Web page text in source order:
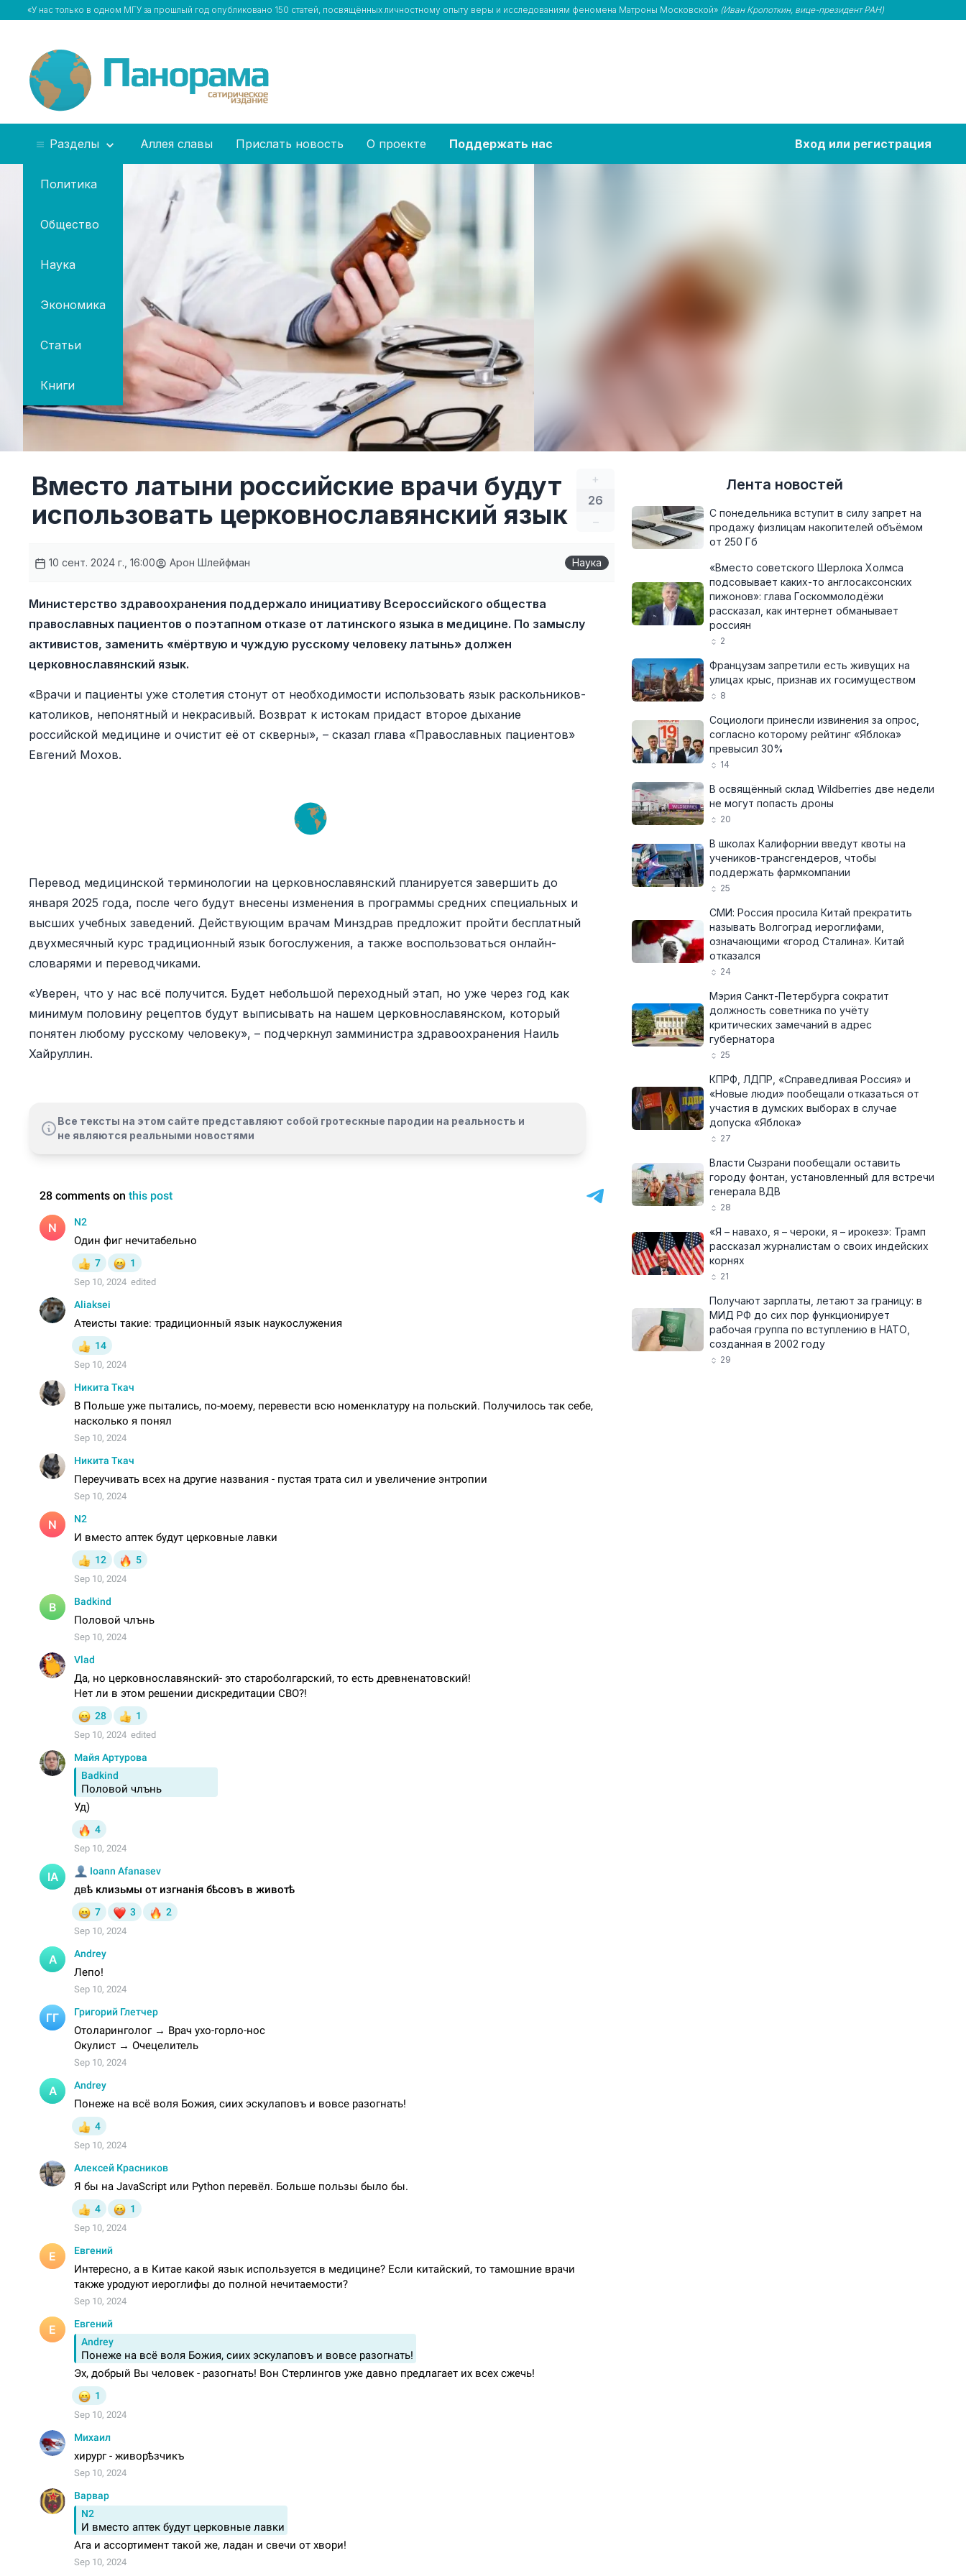
«У нас только в одном МГУ за прошлый год опубликовано 150 статей, посвящённых личностному опыту веры и исследованиям феномена Матроны Московской» (Иван Кропоткин, вице-президент РАН)
Разделы
Политика
Общество
Наука
Экономика
Статьи
Книги
Аллея славы Прислать новость О проекте Поддержать нас Вход или регистрация
+
26
–
Вместо латыни российские врачи будут
использовать церковнославянский язык
10 сент. 2024 г., 16:00 Арон Шлейфман Наука
Министерство здравоохранения поддержало инициативу Всероссийского общества
православных пациентов о поэтапном отказе от латинского языка в медицине. По замыслу
активистов, заменить «мёртвую и чуждую русскому человеку латынь» должен
церковнославянский язык.
«Врачи и пациенты уже столетия стонут от необходимости использовать язык раскольников-
католиков, непонятный и некрасивый. Возврат к истокам придаст второе дыхание
российской медицине и очистит её от скверны», – сказал глава «Православных пациентов»
Евгений Мохов.
Перевод медицинской терминологии на церковнославянский планируется завершить до
января 2025 года, после чего будут внесены изменения в программы средних специальных и
высших учебных заведений. Действующим врачам Минздрав предложит пройти бесплатный
двухмесячный курс традиционный язык богослужения, а также воспользоваться онлайн-
словарями и переводчиками.
«Уверен, что у нас всё получится. Будет небольшой переходный этап, но уже через год как
минимум половину рецептов будут выписывать на нашем церковнославянском, который
понятен любому русскому человеку», – подчеркнул замминистра здравоохранения Наиль
Хайруллин.
Все тексты на этом сайте представляют собой гротескные пародии на реальность и
не являются реальными новостями
Лента новостей
С понедельника вступит в силу запрет на
продажу физлицам накопителей объёмом
от 250 Гб
«Вместо советского Шерлока Холмса
подсовывает каких-то англосаксонских
пижонов»: глава Госкоммолодёжи
рассказал, как интернет обманывает
россиян
2
Французам запретили есть живущих на
улицах крыс, признав их госимуществом
8
Социологи принесли извинения за опрос,
согласно которому рейтинг «Яблока»
превысил 30%
14
В освящённый склад Wildberries две недели
не могут попасть дроны
20
В школах Калифорнии введут квоты на
учеников-трансгендеров, чтобы
поддержать фармкомпании
25
СМИ: Россия просила Китай прекратить
называть Волгоград иероглифами,
означающими «город Сталина». Китай
отказался
24
Мэрия Санкт-Петербурга сократит
должность советника по учёту
критических замечаний в адрес
губернатора
25
КПРФ, ЛДПР, «Справедливая Россия» и
«Новые люди» пообещали отказаться от
участия в думских выборах в случае
допуска «Яблока»
27
Власти Сызрани пообещали оставить
городу фонтан, установленный для встречи
генерала ВДВ
28
«Я – навахо, я – чероки, я – ирокез»: Трамп
рассказал журналистам о своих индейских
корнях
21
Получают зарплаты, летают за границу: в
МИД РФ до сих пор функционирует
рабочая группа по вступлению в НАТО,
созданная в 2002 году
29